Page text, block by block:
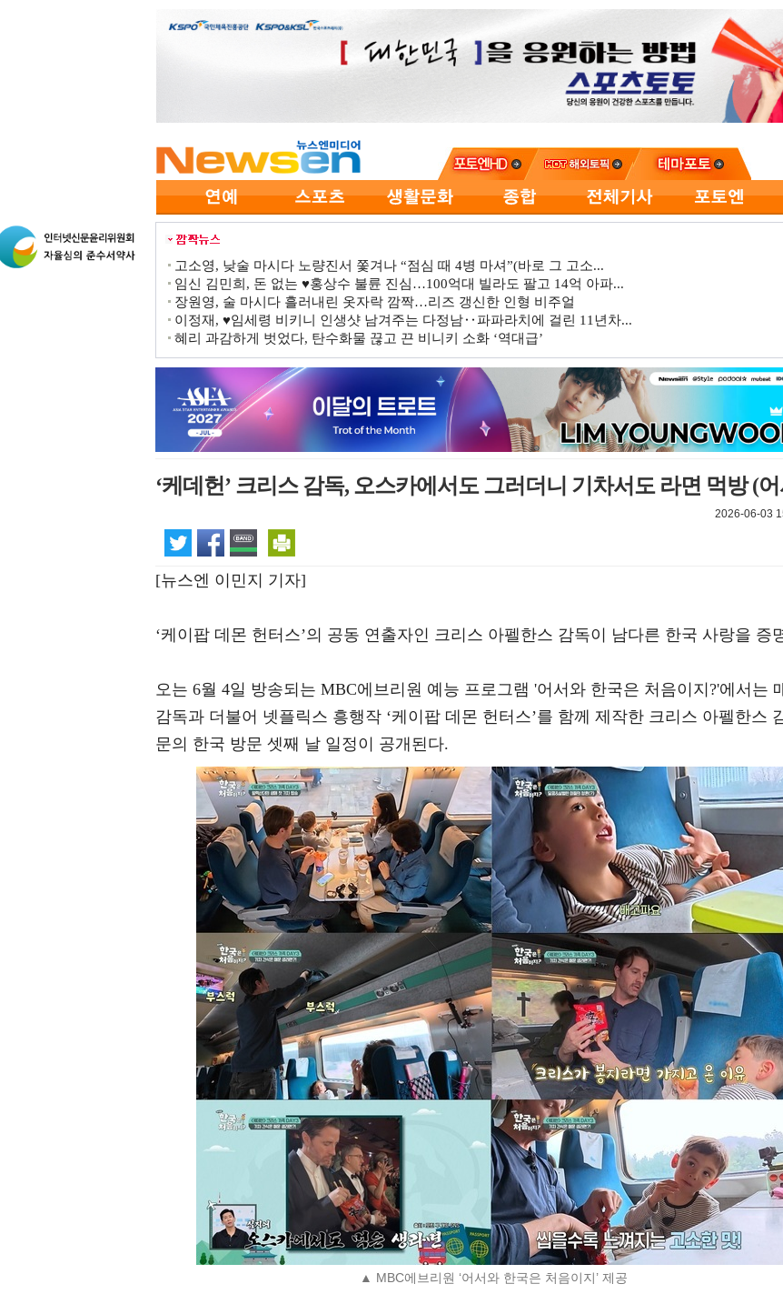
고소영, 낮술 마시다 노량진서 쫓겨나 “점심 때 4병 마셔”(바로 그 고소...
임신 김민희, 돈 없는 ♥홍상수 불륜 진심…100억대 빌라도 팔고 14억 아파...
장원영, 술 마시다 흘러내린 옷자락 깜짝…리즈 갱신한 인형 비주얼
이정재, ♥임세령 비키니 인생샷 남겨주는 다정남‥파파라치에 걸린 11년차...
혜리 과감하게 벗었다, 탄수화물 끊고 끈 비니키 소화 ‘역대급’
‘케데헌’ 크리스 감독, 오스카에서도 그러더니 기차서도 라면 먹방 (
2026-06-03
[뉴스엔 이민지 기자]
‘케이팝 데몬 헌터스’의 공동 연출자인 크리스 아펠한스 감독이 남다른 한국 사랑을 증
오는 6월 4일 방송되는 MBC에브리원 예능 프로그램 '어서와 한국은 처음이지?'에서는
감독과 더불어 넷플릭스 흥행작 ‘케이팝 데몬 헌터스’를 함께 제작한 크리스 아펠한스
문의 한국 방문 셋째 날 일정이 공개된다.
▲ MBC에브리원 ‘어서와 한국은 처음이지’ 제공